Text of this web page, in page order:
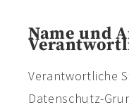
Name und
Verantwortliche
Datenschutz-